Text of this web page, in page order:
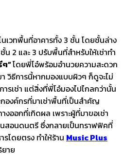
เวทพื้นที่อาคารทั้ง 3 ชั้น โดยชั้นล่าง
น 2 และ 3 ปรับพื้นที่สำหรับให้เช่าทำ
ๆ”โดยพี่โอ๋พร้อมอำนวยความสะดวก
วิธีการนี้หากมองแบบผิวๆ ก็ดูจะไม่
ารเช่า แต่สิ่งที่พี่โอ๋มองไปไกลกว่านั้น
องค์กรที่มาเช่าพื้นที่เป็นสำคัญ
งออกที่เกิดผล เพราะผู้ที่มาขอเช่า
สอนดนตรี ซึ่งกลายเป็นทราฟฟิคที่
โดยตรง ทำให้ร้าน Music Plus
าย